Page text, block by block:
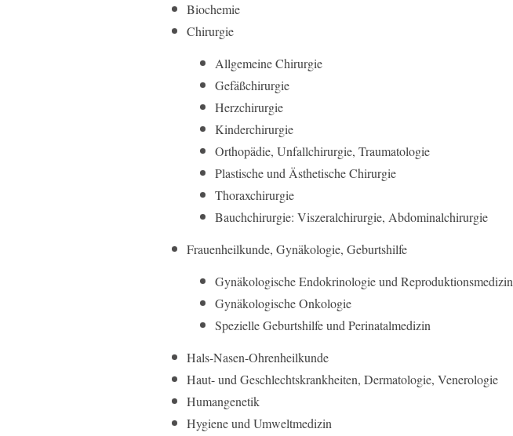
Biochemie
Chirurgie
Allgemeine Chirurgie
Gefäßchirurgie
Herzchirurgie
Kinderchirurgie
Orthopädie, Unfallchirurgie, Traumatologie
Plastische und Ästhetische Chirurgie
Thoraxchirurgie
Bauchchirurgie: Viszeralchirurgie, Abdominalchirurgie
Frauenheilkunde, Gynäkologie, Geburtshilfe
Gynäkologische Endokrinologie und Reproduktionsmedizin
Gynäkologische Onkologie
Spezielle Geburtshilfe und Perinatalmedizin
Hals-Nasen-Ohrenheilkunde
Haut- und Geschlechtskrankheiten, Dermatologie, Venerologie
Humangenetik
Hygiene und Umweltmedizin